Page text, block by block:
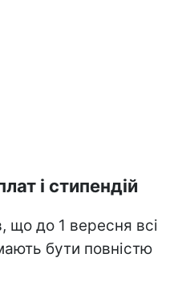
і стипендій
що до 1 вересня всі
бути повністю